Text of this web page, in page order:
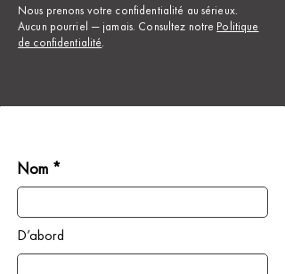
Nous prenons votre confidentialité au sérieux.
Aucun pourriel — jamais. Consultez notre Politique
de confidentialité.
Nom *
D’abord